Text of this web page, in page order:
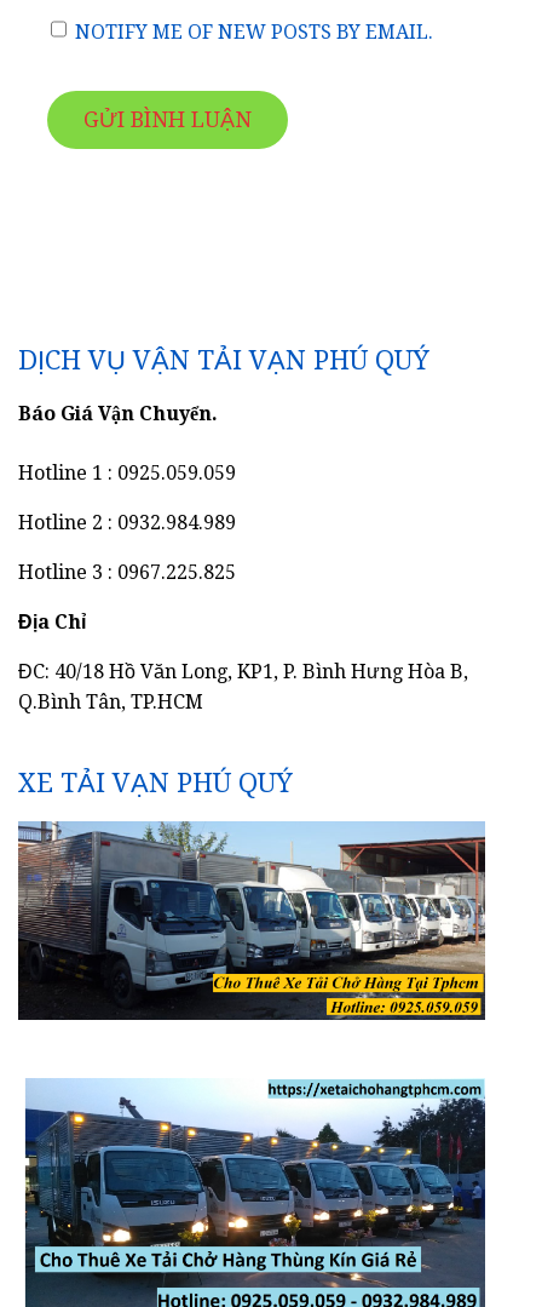
NOTIFY ME OF NEW POSTS BY EMAIL.
DỊCH VỤ VẬN TẢI VẠN PHÚ QUÝ
Báo Giá Vận Chuyển.
Hotline 1 : 0925.059.059
Hotline 2 : 0932.984.989
Hotline 3 : 0967.225.825
Địa Chỉ
ĐC: 40/18 Hồ Văn Long, KP1, P. Bình Hưng Hòa B,
Q.Bình Tân, TP.HCM
XE TẢI VẠN PHÚ QUÝ